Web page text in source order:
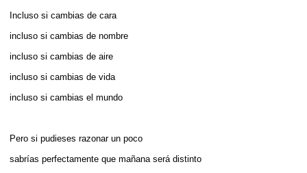
Incluso si cambias de cara
incluso si cambias de nombre
incluso si cambias de aire
incluso si cambias de vida
incluso si cambias el mundo
Pero si pudieses razonar un poco
sabrí­as perfectamente que mañana será distinto